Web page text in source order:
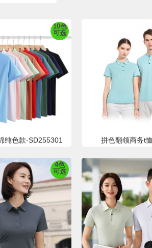
10色
可选
纯色款-SD255301 拼色翻领商务t
4色
可选